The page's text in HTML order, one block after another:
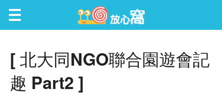
[ 北大同NGO聯合園遊會記
趣 Part2 ]